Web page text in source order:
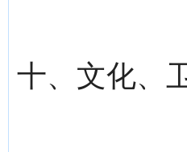
十、文化、